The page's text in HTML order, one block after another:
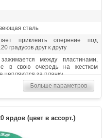
сталь
приклеить оперение под
градусов друг к другу
между пластинами,
в свою очередь на жестком
цепляются за планку
Больше параметров
ярдов (цвет в ассорт.)